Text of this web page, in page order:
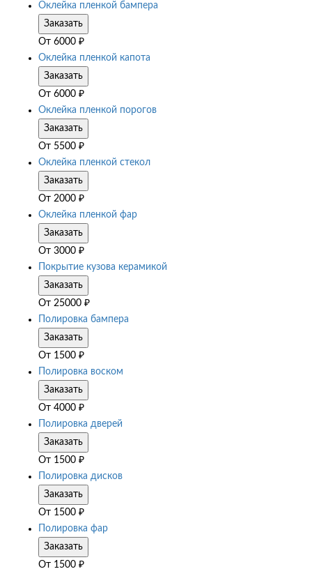
Оклейка пленкой бампера
Заказать
От 6000 ₽
Оклейка пленкой капота
Заказать
От 6000 ₽
Оклейка пленкой порогов
Заказать
От 5500 ₽
Оклейка пленкой стекол
Заказать
От 2000 ₽
Оклейка пленкой фар
Заказать
От 3000 ₽
Покрытие кузова керамикой
Заказать
От 25000 ₽
Полировка бампера
Заказать
От 1500 ₽
Полировка воском
Заказать
От 4000 ₽
Полировка дверей
Заказать
От 1500 ₽
Полировка дисков
Заказать
От 1500 ₽
Полировка фар
Заказать
От 1500 ₽